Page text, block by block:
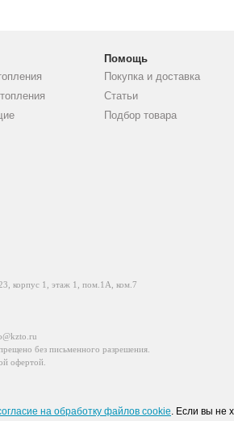
Помощь
Покупка и доставка
Статьи
Подбор товара
корпус 1, этаж 1, пом.1А, ком.7
без письменного разрешения.
офертой.
на обработку файлов cookie. Если вы не